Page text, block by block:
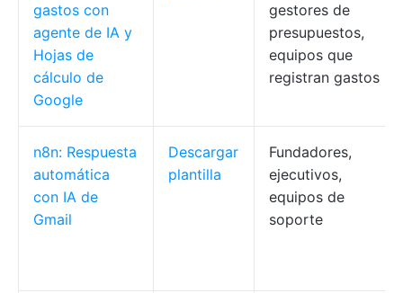
gastos con
agente de IA y
Hojas de
cálculo de
Google
gestores de
presupuestos,
equipos que
registran gastos
n8n: Respuesta
automática
con IA de
Gmail
Descargar
plantilla
Fundadores,
ejecutivos,
equipos de
soporte